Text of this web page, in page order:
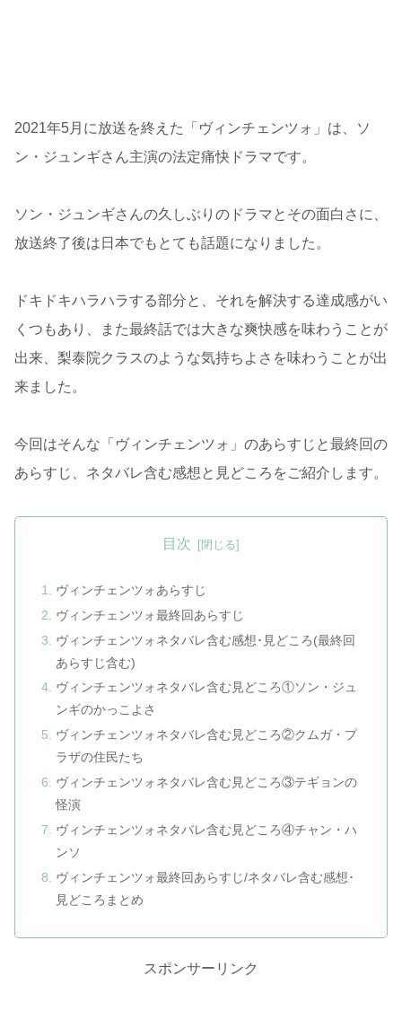
2021年5月に放送を終えた「ヴィンチェンツォ」は、ソ
ン・ジュンギさん主演の法定痛快ドラマです。
ソン・ジュンギさんの久しぶりのドラマとその面白さに、
放送終了後は日本でもとても話題になりました。
ドキドキハラハラする部分と、それを解決する達成感がい
くつもあり、また最終話では大きな爽快感を味わうことが
出来、梨泰院クラスのような気持ちよさを味わうことが出
来ました。
今回はそんな「ヴィンチェンツォ」のあらすじと最終回の
あらすじ、ネタバレ含む感想と見どころをご紹介します。
目次
ヴィンチェンツォあらすじ
ヴィンチェンツォ最終回あらすじ
ヴィンチェンツォネタバレ含む感想･見どころ(最終回
あらすじ含む)
ヴィンチェンツォネタバレ含む見どころ①ソン・ジュ
ンギのかっこよさ
ヴィンチェンツォネタバレ含む見どころ②クムガ・プ
ラザの住民たち
ヴィンチェンツォネタバレ含む見どころ③テギョンの
怪演
ヴィンチェンツォネタバレ含む見どころ④チャン・ハ
ンソ
ヴィンチェンツォ最終回あらすじ/ネタバレ含む感想･
見どころまとめ
スポンサーリンク